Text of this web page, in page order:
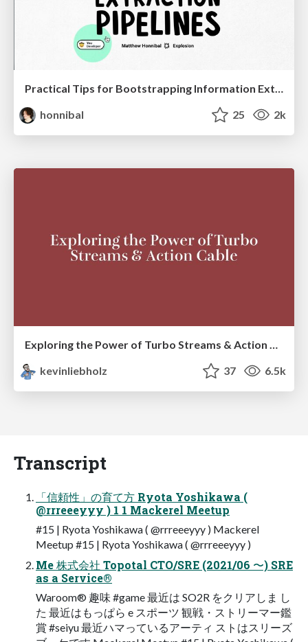
Practical Tips for Bootstrapping Information Extraction Pipelines
honnibal
25 2k
kevinliebholz
37 6.5k
Transcript
「信頼性」の育て方 Ryota Yoshikawa (
@rrreeeyyy ) 1 1 Mackerel Meetup
#15 | Ryota Yoshikawa ( @rrreeeyyy ) Mackerel
Meetup #15 | Ryota Yoshikawa ( @rrreeeyyy )
Me 株式会社 Topotal CTO/SRE (2021/06 〜) SRE
as a Service®
Waroom® 趣味 #game 最近は SO2R をクリアしま し
た 最近はもっぱら e スポーツ 観戦・ストリーマー鑑
賞 #seiyu 最近ハマっているアーティ ストはスリーズ